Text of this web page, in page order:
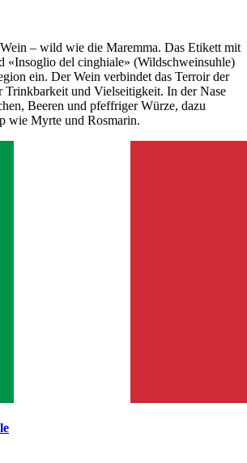
– wild wie die Maremma. Das Etikett mit
«Insoglio del cinghiale» (Wildschweinsuhle)
ein. Der Wein verbindet das Terroir der
Trinkbarkeit und Vielseitigkeit. In der Nase
Beeren und pfeffriger Würze, dazu
wie Myrte und Rosmarin.